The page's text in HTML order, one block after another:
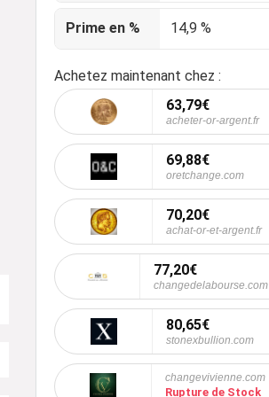
Prime en % 14,9 %
Achetez maintenant chez :
63,79€
acheter-or-argent.fr
69,88€
oretchange.com
70,20€
achat-or-et-argent.fr
77,20€
changedelabourse.com
80,65€
stonexbullion.com
changevivienne.com
Rupture de Stock